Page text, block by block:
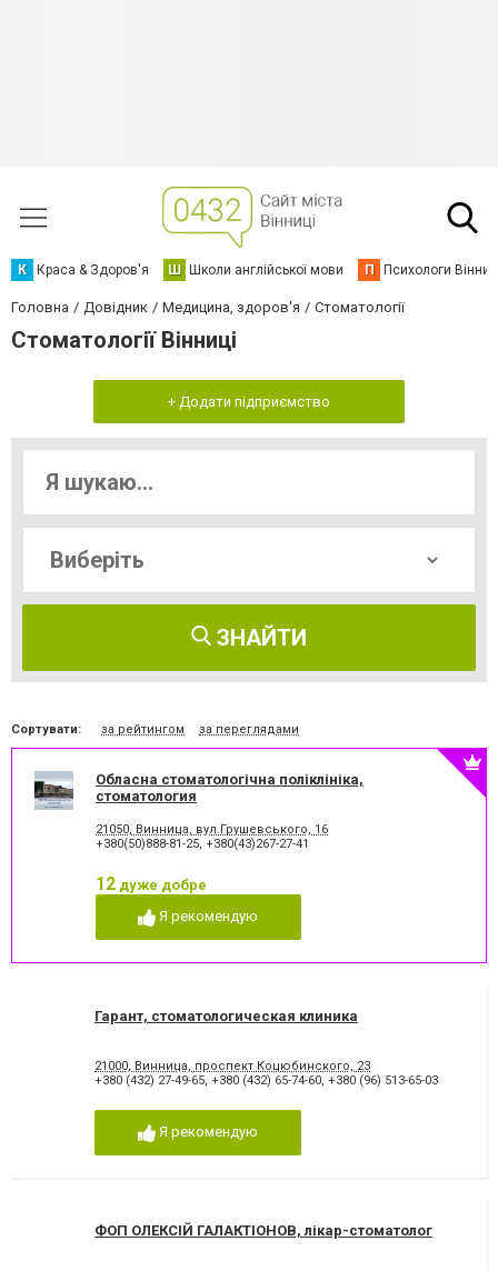
К Краса & Здоров'я Ш Школи англійської мови П Психологи
Головна Довідник Медицина, здоров'я Стоматології
Стоматології Вінниці
+ Додати підприємство
ЗНАЙТИ
Сортувати: за рейтингом за переглядами
Обласна стоматологічна поліклініка,
стоматология
21050, Винница, вул.Грушевського, 16
+380(50)888-81-25, +380(43)267-27-41
12 дуже добре
Я рекомендую
Гарант, стоматологическая клиника
21000, Винница, проспект Коцюбинского, 23
+380 (432) 27-49-65, +380 (432) 65-74-60, +380 (96) 513-65-03
Я рекомендую
ФОП ОЛЕКСІЙ ГАЛАКТІОНОВ, лікар-стоматолог